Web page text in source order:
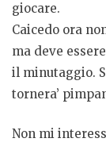
giocare.
Caicedo ora
ma deve
il minutaggio.
tornera’
Non mi